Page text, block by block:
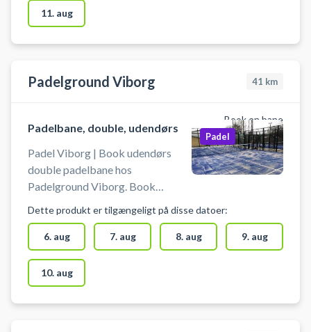
afhentes/afleveres i
idrætscenteret Skansens
reception ved siden af banerne i
11. aug
Padelground Viborg 41 km
Book en bane
Padelbane, double, udendørs
Padel Viborg | Book udendørs
double padelbane hos
Padelground Viborg. Book
på udendørsbaner. Padelground i
Viborg byder på 2 padel tennis
baner, hvor du kan låne padelbat i
Legelands receptions åbningstid.
Har kan du også købe bolde til din
padelkamp.
Padel
Dette produkt er tilgængeligt på disse datoer:
6. aug 7. aug 8. aug 9. aug
10. aug